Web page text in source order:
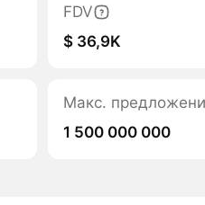
FDV
$ 36,9K
Макс.
1 500 000 000